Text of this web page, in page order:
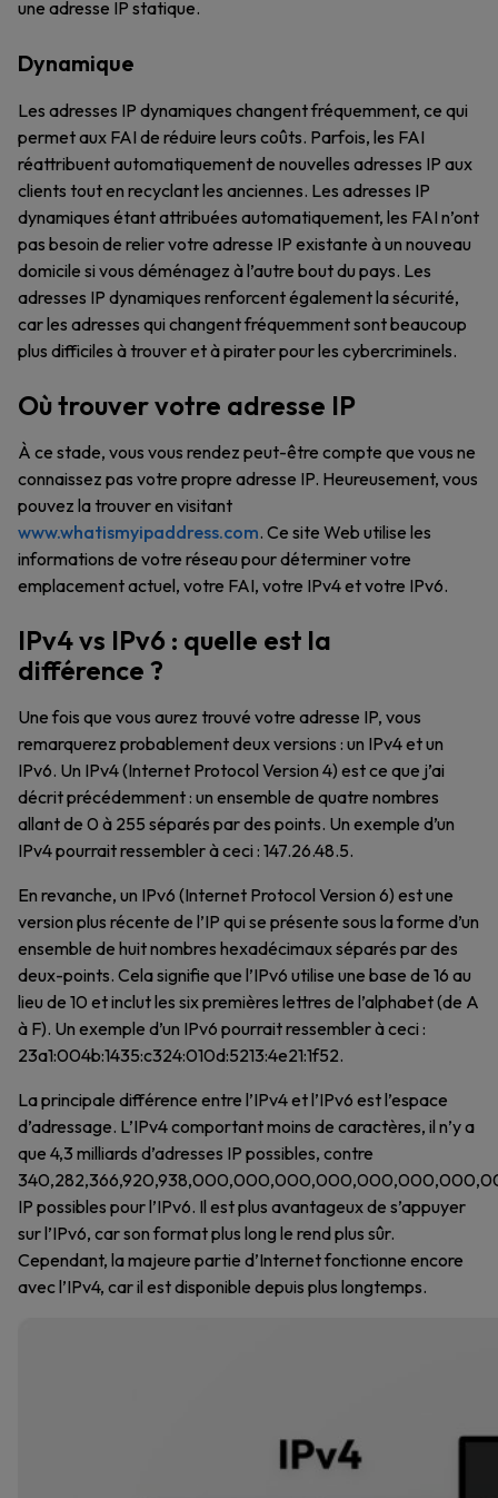
une adresse IP statique.
Dynamique
Les adresses IP dynamiques changent fréquemment, ce qui
permet aux FAI de réduire leurs coûts. Parfois, les FAI
réattribuent automatiquement de nouvelles adresses IP aux
clients tout en recyclant les anciennes. Les adresses IP
dynamiques étant attribuées automatiquement, les FAI n’ont
pas besoin de relier votre adresse IP existante à un nouveau
domicile si vous déménagez à l’autre bout du pays. Les
adresses IP dynamiques renforcent également la sécurité,
car les adresses qui changent fréquemment sont beaucoup
plus difficiles à trouver et à pirater pour les cybercriminels.
Où trouver votre adresse IP
À ce stade, vous vous rendez peut-être compte que vous ne
connaissez pas votre propre adresse IP. Heureusement, vous
pouvez la trouver en visitant
www.whatismyipaddress.com. Ce site Web utilise les
informations de votre réseau pour déterminer votre
emplacement actuel, votre FAI, votre IPv4 et votre IPv6.
IPv4 vs IPv6 : quelle est la
différence ?
Une fois que vous aurez trouvé votre adresse IP, vous
remarquerez probablement deux versions : un IPv4 et un
IPv6. Un IPv4 (Internet Protocol Version 4) est ce que j’ai
décrit précédemment : un ensemble de quatre nombres
allant de 0 à 255 séparés par des points. Un exemple d’un
IPv4 pourrait ressembler à ceci : 147.26.48.5.
En revanche, un IPv6 (Internet Protocol Version 6) est une
version plus récente de l’IP qui se présente sous la forme d’un
ensemble de huit nombres hexadécimaux séparés par des
deux-points. Cela signifie que l’IPv6 utilise une base de 16 au
lieu de 10 et inclut les six premières lettres de l’alphabet (de A
à F). Un exemple d’un IPv6 pourrait ressembler à ceci :
23a1:004b:1435:c324:010d:5213:4e21:1f52.
La principale différence entre l’IPv4 et l’IPv6 est l’espace
d’adressage. L’IPv4 comportant moins de caractères, il n’y a
que 4,3 milliards d’adresses IP possibles, contre
IP possibles pour l’IPv6. Il est plus avantageux de s’appuyer
sur l’IPv6, car son format plus long le rend plus sûr.
Cependant, la majeure partie d’Internet fonctionne encore
avec l’IPv4, car il est disponible depuis plus longtemps.